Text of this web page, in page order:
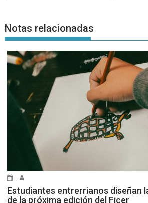
Notas relacionadas
Estudiantes entrerrianos diseñan
de la próxima edición del Ficer